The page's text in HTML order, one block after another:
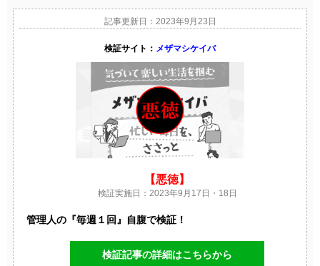
記事更新日：2023年9月23日
検証サイト： メザマシケイバ
【悪徳】
検証実施日：2023年9月17日・18日
管理人の『毎週１回』自腹で検証！
検証記事の詳細はこちらから